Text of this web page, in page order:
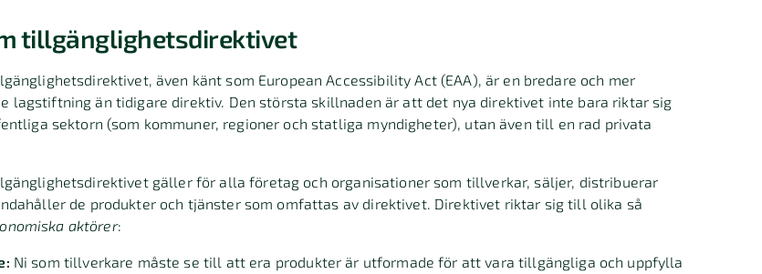
tillgänglighetsdirektivet
även känt som European Accessibility Act (EAA), är en bredare och mer
lagstiftning än tidigare direktiv. Den största skillnaden är att det nya direktivet inte bara riktar sig
sektorn (som kommuner, regioner och statliga myndigheter), utan även till en rad privata
gäller för alla företag och organisationer som tillverkar, säljer, distribuerar
de produkter och tjänster som omfattas av direktivet. Direktivet riktar sig till olika så
aktörer:
Ni som tillverkare måste se till att era produkter är utformade för att vara tillgängliga och uppfylla